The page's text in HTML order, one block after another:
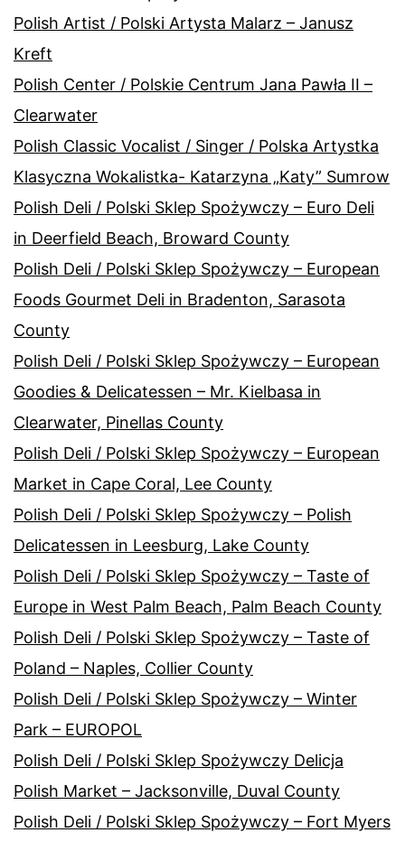
Polish Artist / Polski Artysta Malarz – Janusz
Kreft
Polish Center / Polskie Centrum Jana Pawła II –
Clearwater
Polish Classic Vocalist / Singer / Polska Artystka
Klasyczna Wokalistka- Katarzyna „Katy” Sumrow
Polish Deli / Polski Sklep Spożywczy – Euro Deli
in Deerfield Beach, Broward County
Polish Deli / Polski Sklep Spożywczy – European
Foods Gourmet Deli in Bradenton, Sarasota
County
Polish Deli / Polski Sklep Spożywczy – European
Goodies & Delicatessen – Mr. Kielbasa in
Clearwater, Pinellas County
Polish Deli / Polski Sklep Spożywczy – European
Market in Cape Coral, Lee County
Polish Deli / Polski Sklep Spożywczy – Polish
Delicatessen in Leesburg, Lake County
Polish Deli / Polski Sklep Spożywczy – Taste of
Europe in West Palm Beach, Palm Beach County
Polish Deli / Polski Sklep Spożywczy – Taste of
Poland – Naples, Collier County
Polish Deli / Polski Sklep Spożywczy – Winter
Park – EUROPOL
Polish Deli / Polski Sklep Spożywczy Delicja
Polish Market – Jacksonville, Duval County
Polish Deli / Polski Sklep Spożywczy – Fort Myers